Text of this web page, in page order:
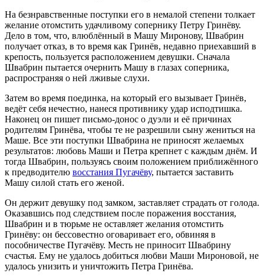
На безнравственные поступки его в немалой степени толкает
желание отомстить удачливому сопернику Петру Гринёву.
Дело в том, что, влюблённый в Машу Миронову, Швабрин
получает отказ, в то время как Гринёв, недавно приехавший в
крепость, пользуется расположением девушки. Сначала
Швабрин пытается очернить Машу в глазах соперника,
распространяя о ней лживые слухи.
Затем во время поединка, на который его вызывает Гринёв,
ведёт себя нечестно, нанеся противнику удар исподтишка.
Наконец он пишет письмо-донос о дуэли и её причинах
родителям Гринёва, чтобы те не разрешили сыну жениться на
Маше. Все эти поступки Швабрина не приносят желаемых
результатов: любовь Маши и Петра крепнет с каждым днём. И
тогда Швабрин, пользуясь своим положением приближённого
к предводителю восстания Пугачёву, пытается заставить
Машу силой стать его женой.
Он держит девушку под замком, заставляет страдать от голода.
Оказавшись под следствием после поражения восстания,
Швабрин и в тюрьме не оставляет желания отомстить
Гринёву: он бессовестно оговаривает его, обвиняя в
пособничестве Пугачёву. Месть не приносит Швабрину
счастья. Ему не удалось добиться любви Маши Мироновой, не
удалось унизить и уничтожить Петра Гринёва.